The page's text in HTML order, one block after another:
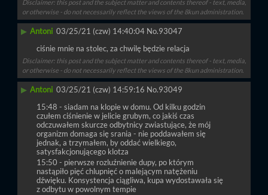
Disclaimer: this post and the subject matter and contents thereof - text, media,
or otherwise - do not necessarily reflect the views of the 8kun administration.
▶ Antoni 03/25/21 (czw) 14:40:04 No.93047
ciśnie mnie na stolec, za chwilę będzie relacja
Disclaimer: this post and the subject matter and contents thereof - text, media,
or otherwise - do not necessarily reflect the views of the 8kun administration.
▶ Antoni 03/25/21 (czw) 14:59:16 No.93049
15:48 - siadam na klopie w domu. Od kilku godzin
czułem ciśnienie w jelicie grubym, co jakiś czas
odczuwałem skurcze odbytnicy zwiastujące, że mój
organizm domaga się srania - nie poddawałem się
jednak, a trzymałem, by oddać wielkiego,
satysfakcjonującego klotza
15:50 - pierwsze rozluźnienie dupy, po którym
nastąpiło pięć chlupnięć o malejącym natężeniu
dźwięku. Konsystencja ciągliwa, kupa wydostawała się
z odbytu w powolnym tempie